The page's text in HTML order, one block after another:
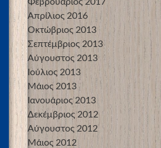
Απρίλιος 2016
Οκτώβριος 2013
Σεπτέμβριος 2013
Αύγουστος 2013
Ιούλιος 2013
Μάιος 2013
Ιανουάριος 2013
Δεκέμβριος 2012
Αύγουστος 2012
Μάιος 2012